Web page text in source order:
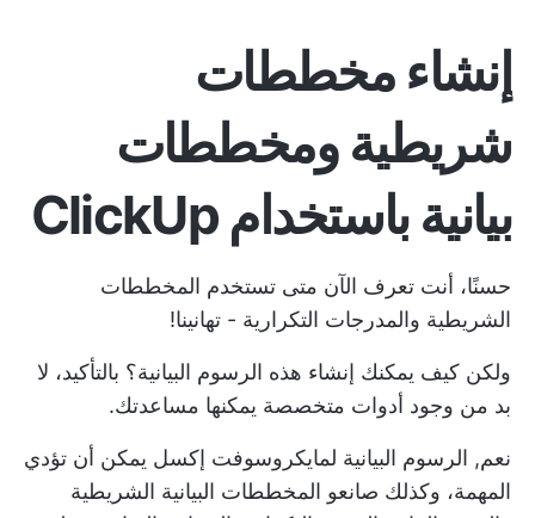
إنشاء مخططات
شريطية ومخططات
بيانية باستخدام ClickUp
حسنًا، أنت تعرف الآن متى تستخدم المخططات
الشريطية والمدرجات التكرارية - تهانينا!
ولكن كيف يمكنك إنشاء هذه الرسوم البيانية؟ بالتأكيد، لا
بد من وجود أدوات متخصصة يمكنها مساعدتك.
نعم, الرسوم البيانية لمايكروسوفت إكسل يمكن أن تؤدي
المهمة، وكذلك صانعو المخططات البيانية الشريطية